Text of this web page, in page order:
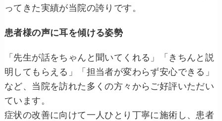
ってきた実績が当院の誇りです。
患者様の声に耳を傾ける姿勢
「先生が話をちゃんと聞いてくれる」「きちんと説
明してもらえる」「担当者が変わらず安心できる」
など、当院を訪れた多くの方々からご好評いただい
ています。
症状の改善に向けて一人ひとり丁寧に施術し、患者